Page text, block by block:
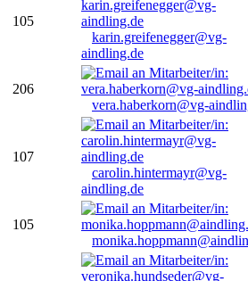
105
karin.greifenegger@vg-
aindling.de
206
vera.haberkorn@vg-
107
carolin.hintermayr@vg-
aindling.de
105